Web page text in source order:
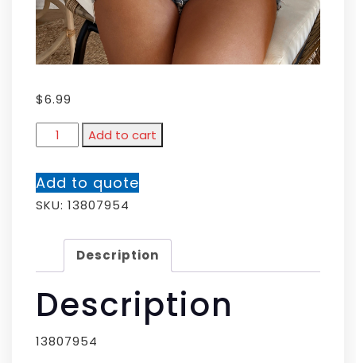
$6.99
Add to cart
Add to quote
SKU: 13807954
Description
Description
13807954